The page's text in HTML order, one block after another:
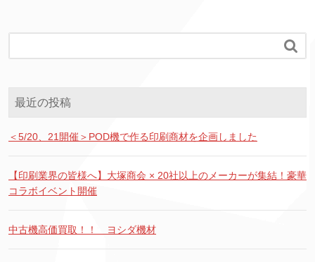

最近の投稿
＜5/20、21開催＞POD機で作る印刷商材を企画しました
【印刷業界の皆様へ】大塚商会 × 20社以上のメーカーが集結！豪華
コラボイベント開催
中古機高価買取！！ ヨシダ機材